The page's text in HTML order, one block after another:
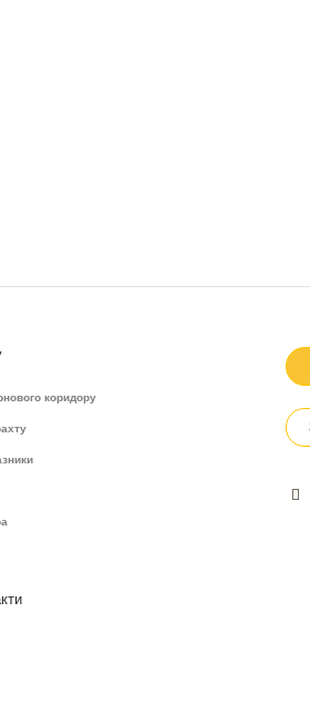
коридору